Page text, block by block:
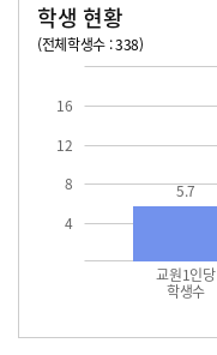
학생 현황
(전체학생수 : 338)
4
8
12
16
교원1인당
학생수
5.7